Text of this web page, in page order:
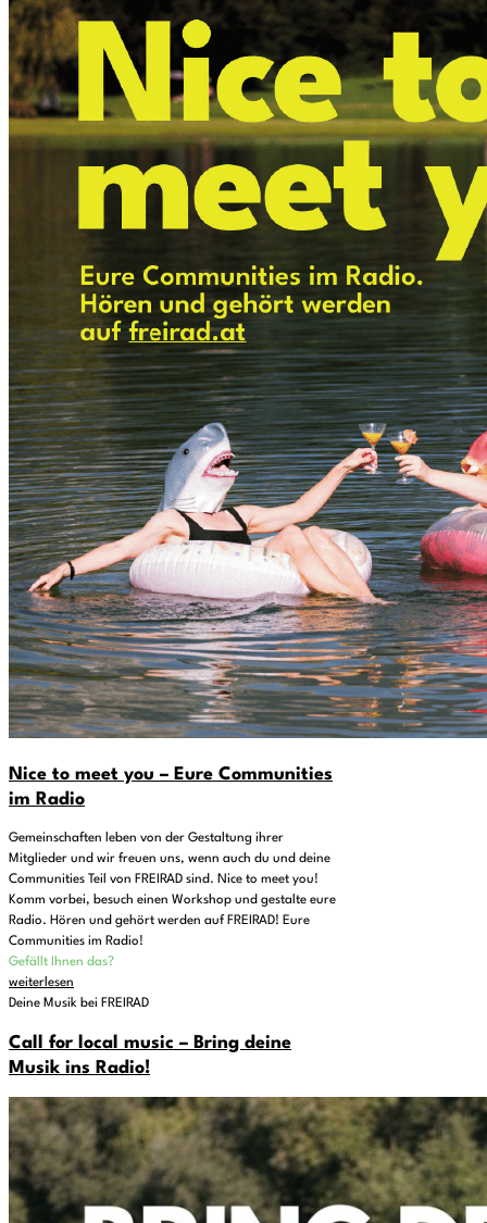
Nice to meet you – Eure Communities
im Radio
Gemeinschaften leben von der Gestaltung ihrer
Mitglieder und wir freuen uns, wenn auch du und deine
Communities Teil von FREIRAD sind. Nice to meet you!
Komm vorbei, besuch einen Workshop und gestalte eure
Radio. Hören und gehört werden auf FREIRAD! Eure
Communities im Radio!
Gefällt Ihnen das?
weiterlesen
Deine Musik bei FREIRAD
Call for local music – Bring deine
Musik ins Radio!